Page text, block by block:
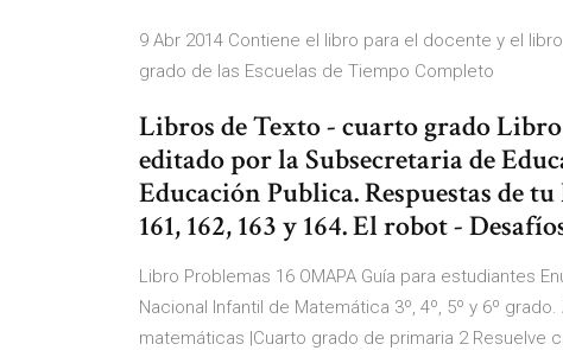
9 Abr 2014 Contiene el libro para el docente y el
grado de las Escuelas de Tiempo Completo
Libros de Texto - cuarto grado
editado por la Subsecretaria de
Educación Publica. Respuestas de
161, 162, 163 y 164. El robot -
Libro Problemas 16 OMAPA Guía para estudiantes
Nacional Infantil de Matemática 3º, 4º, 5º y 6º
matemáticas |Cuarto grado de primaria 2 Resuelve